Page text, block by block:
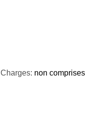
Charges: non comprises